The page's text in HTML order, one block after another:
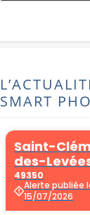
SMART